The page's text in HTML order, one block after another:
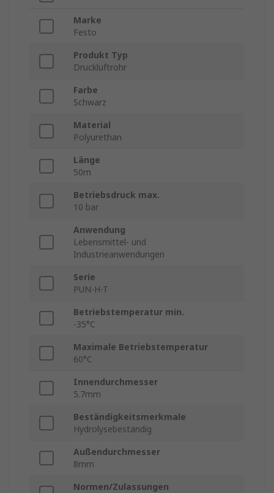
Marke
Festo
Produkt Typ
Druckluftrohr
Farbe
Schwarz
Material
Polyurethan
Länge
50m
Betriebsdruck max.
10 bar
Anwendung
Lebensmittel- und
Industrieanwendungen
Serie
PUN-H-T
Betriebstemperatur min.
-35°C
Maximale Betriebstemperatur
60°C
Innendurchmesser
5.7mm
Beständigkeitsmerkmale
Hydrolysebeständig
Außendurchmesser
8mm
Normen/Zulassungen